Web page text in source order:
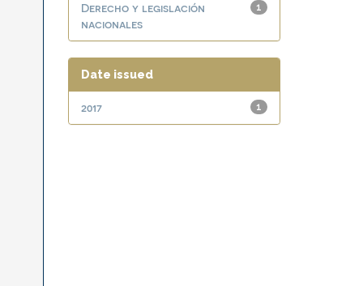
1
Derecho y legislación
nacionales
Date issued
1
2017